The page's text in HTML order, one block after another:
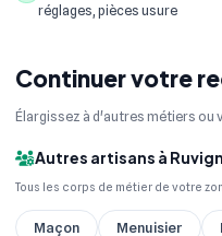
réglages, pièces usure
Continuer votre
Élargissez à d'autres métiers ou
Autres artisans à
Tous les corps de métier de votre
Maçon Menuisier